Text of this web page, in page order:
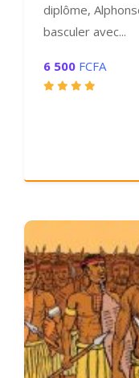
diplôme,
basculer avec...
6 500 FCFA